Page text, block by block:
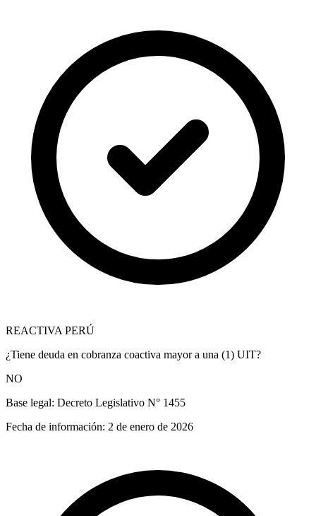
REACTIVA PERÚ
¿Tiene deuda en cobranza coactiva mayor a una (1) UIT?
NO
Base legal: Decreto Legislativo N° 1455
Fecha de información: 2 de enero de 2026